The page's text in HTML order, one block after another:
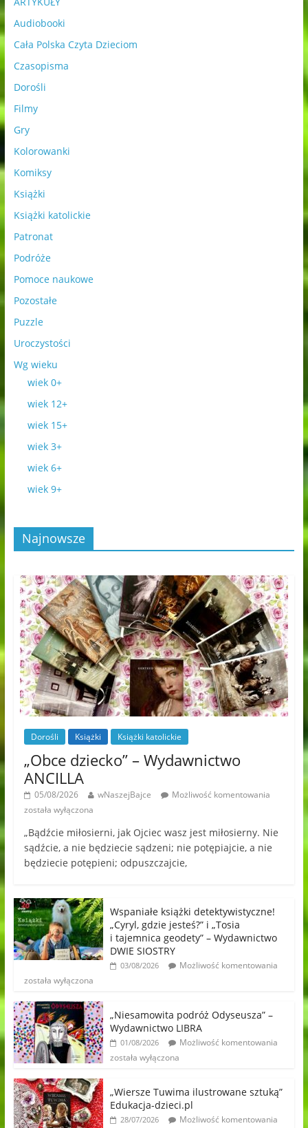
Audiobooki
Cała Polska Czyta Dzieciom
Czasopisma
Dorośli
Filmy
Gry
Kolorowanki
Komiksy
Książki
Książki katolickie
Patronat
Podróże
Pomoce naukowe
Pozostałe
Puzzle
Uroczystości
Wg wieku
wiek 0+
wiek 12+
wiek 15+
wiek 3+
wiek 6+
wiek 9+
Najnowsze
Dorośli Książki Książki katolickie
„Obce dziecko” – Wydawnictwo
ANCILLA
05/08/2026 wNaszejBajce
Możliwość komentowania
została wyłączona
„Bądźcie miłosierni, jak Ojciec wasz jest miłosierny. Nie
sądźcie, a nie będziecie sądzeni; nie potępiajcie, a nie
będziecie potępieni; odpuszczajcie,
Wspaniałe książki detektywistyczne!
„Cyryl, gdzie jesteś?” i „Tosia
i tajemnica geodety” – Wydawnictwo
DWIE SIOSTRY
03/08/2026
Możliwość komentowania
została wyłączona
„Niesamowita podróż Odyseusza” –
Wydawnictwo LIBRA
01/08/2026
Możliwość komentowania
została wyłączona
„Wiersze Tuwima ilustrowane sztuką”
Edukacja-dzieci.pl
28/07/2026
Możliwość komentowania